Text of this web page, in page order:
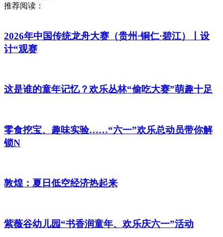
推荐阅读：
2026年中国传统龙舟大赛（贵州·铜仁·碧江）丨设
计“观赛
这是谁的童年记忆？欢乐丛林“偷吃大赛”萌趣十足
零食挖宝、趣味实验……“六一”欢乐总动员带你解
锁N
敦煌：夏日低空经济热起来
紫薇谷幼儿园“书香润童年、欢乐庆六一”活动